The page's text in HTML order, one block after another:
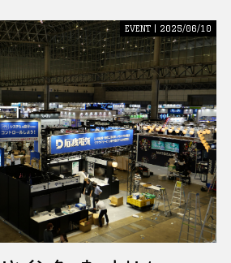
EVENT | 2025/06/10